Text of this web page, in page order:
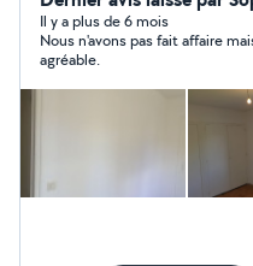
Il y a plus de 6 mois
Nous n'avons pas fait affaire
agréable.